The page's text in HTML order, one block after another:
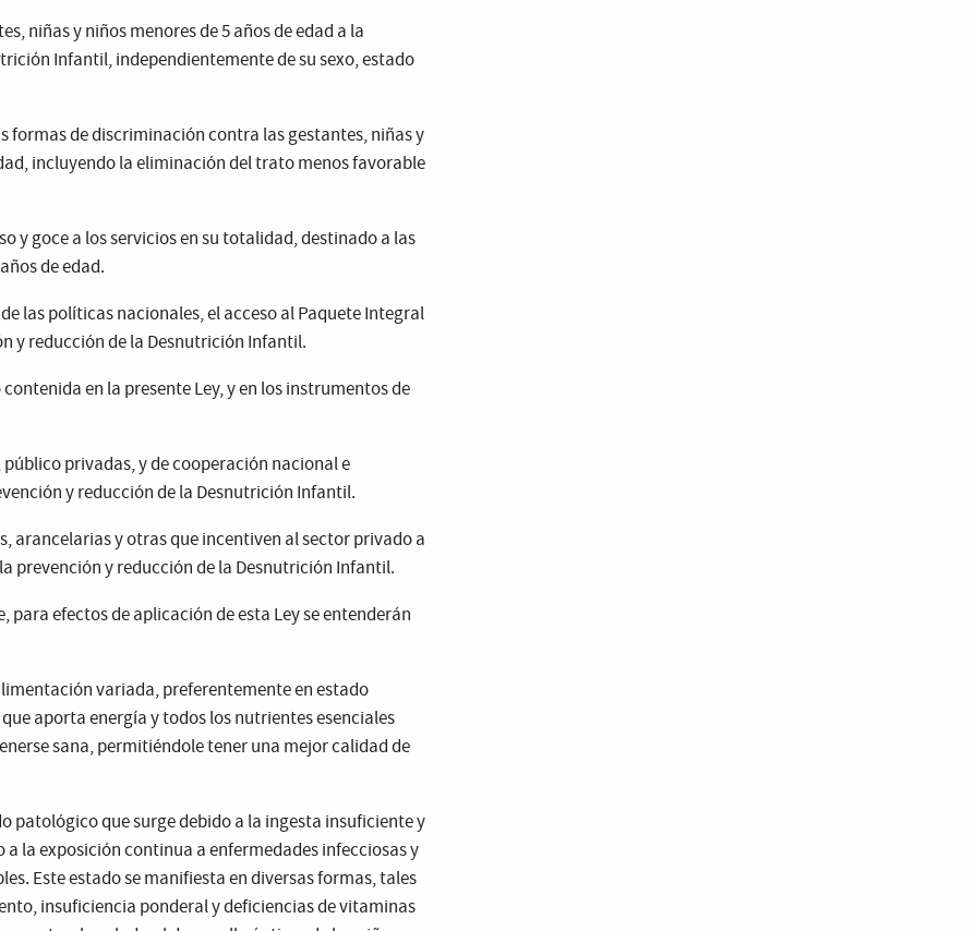
niñas y niños menores de 5 años de edad a la
Infantil, independientemente de su sexo, estado
formas de discriminación contra las gestantes, niñas y
incluyendo la eliminación del trato menos favorable
y goce a los servicios en su totalidad, destinado a las
de edad.
las políticas nacionales, el acceso al Paquete Integral
y reducción de la Desnutrición Infantil.
en la presente Ley, y en los instrumentos de
privadas, y de cooperación nacional e
y reducción de la Desnutrición Infantil.
arancelarias y otras que incentiven al sector privado a
prevención y reducción de la Desnutrición Infantil.
para efectos de aplicación de esta Ley se entenderán
variada, preferentemente en estado
aporta energía y todos los nutrientes esenciales
sana, permitiéndole tener una mejor calidad de
patológico que surge debido a la ingesta insuficiente y
la exposición continua a enfermedades infecciosas y
Este estado se manifiesta en diversas formas, tales
insuficiencia ponderal y deficiencias de vitaminas